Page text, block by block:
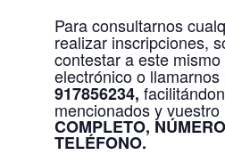
Para consultarnos
realizar inscripciones,
contestar a este
electrónico o
917856234,
mencionados y vuestro
COMPLETO,
TELÉFONO.